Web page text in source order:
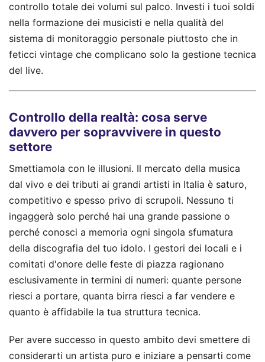
controllo totale dei volumi sul palco. Investi i tuoi soldi
nella formazione dei musicisti e nella qualità del
sistema di monitoraggio personale piuttosto che in
feticci vintage che complicano solo la gestione tecnica
del live.
Controllo della realtà: cosa serve
davvero per sopravvivere in questo
settore
Smettiamola con le illusioni. Il mercato della musica
dal vivo e dei tributi ai grandi artisti in Italia è saturo,
competitivo e spesso privo di scrupoli. Nessuno ti
ingaggerà solo perché hai una grande passione o
perché conosci a memoria ogni singola sfumatura
della discografia del tuo idolo. I gestori dei locali e i
comitati d'onore delle feste di piazza ragionano
esclusivamente in termini di numeri: quante persone
riesci a portare, quanta birra riesci a far vendere e
quanto è affidabile la tua struttura tecnica.
Per avere successo in questo ambito devi smettere di
considerarti un artista puro e iniziare a pensarti come